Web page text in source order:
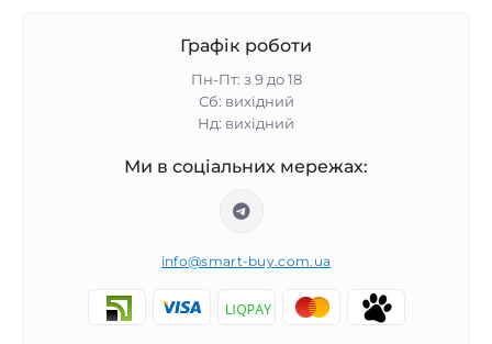
Графік роботи
Пн-Пт: з 9 до 18
Сб: вихідний
Нд: вихідний
Ми в соціальних мережах:
info@smart-buy.com.ua